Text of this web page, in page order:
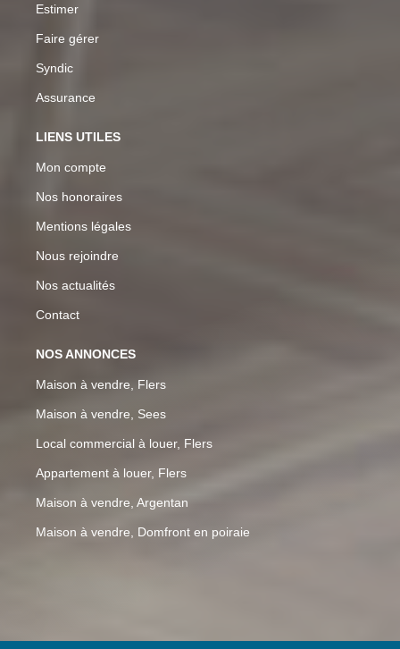
Estimer
Faire gérer
Syndic
Assurance
LIENS UTILES
Mon compte
Nos honoraires
Mentions légales
Nous rejoindre
Nos actualités
Contact
NOS ANNONCES
Maison à vendre, Flers
Maison à vendre, Sees
Local commercial à louer, Flers
Appartement à louer, Flers
Maison à vendre, Argentan
Maison à vendre, Domfront en poiraie